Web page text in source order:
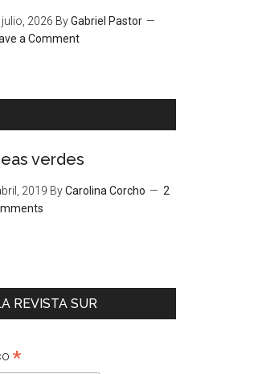
julio, 2026 ByGabriel Pastor
a Comment
verdes
2019 ByCarolina Corcho
2
REVISTA SUR
*